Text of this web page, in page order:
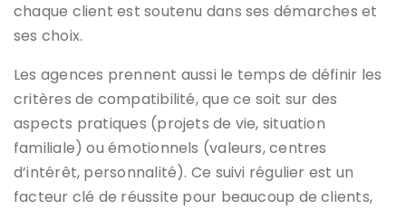
chaque client est soutenu dans ses démarches et
ses choix.
Les agences prennent aussi le temps de définir les
critères de compatibilité, que ce soit sur des
aspects pratiques (projets de vie, situation
familiale) ou émotionnels (valeurs, centres
d’intérêt, personnalité). Ce suivi régulier est un
facteur clé de réussite pour beaucoup de clients,